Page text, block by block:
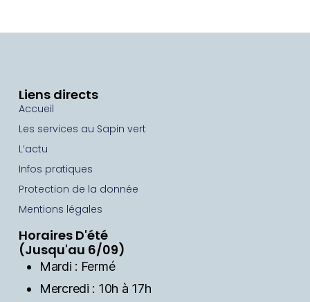
Liens directs
Accueil
Les services au Sapin vert
L’actu
Infos pratiques
Protection de la donnée
Mentions légales
Horaires D'été
(Jusqu'au 6/09)
Mardi : Fermé
Mercredi : 10h à 17h